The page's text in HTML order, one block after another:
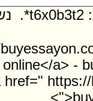
online</a> -
href="